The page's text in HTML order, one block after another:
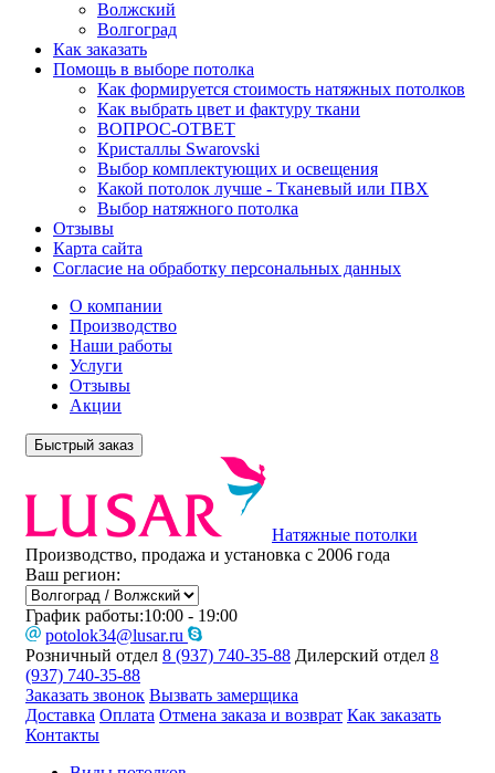
Волжский
Волгоград
Как заказать
Помощь в выборе потолка
Как формируется стоимость натяжных потолков
Как выбрать цвет и фактуру ткани
ВОПРОС-ОТВЕТ
Кристаллы Swarovski
Выбор комплектующих и освещения
Какой потолок лучше - Тканевый или ПВХ
Выбор натяжного потолка
Отзывы
Карта сайта
Согласие на обработку персональных данных
О компании
Производство
Наши работы
Услуги
Отзывы
Акции
Быстрый заказ
Натяжные потолки
Производство, продажа и установка с 2006 года
Ваш регион:
График работы:10:00 - 19:00
potolok34@lusar.ru
Розничный отдел 8 (937) 740-35-88 Дилерский отдел 8
(937) 740-35-88
Заказать звонок Вызвать замерщика
Доставка Оплата Отмена заказа и возврат Как заказать
Контакты